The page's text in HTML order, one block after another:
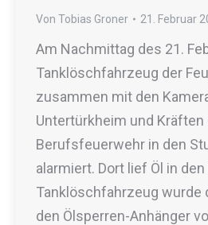
Von Tobias Groner 21. Februar
Am Nachmittag des 21.
Tanklöschfahrzeug der
zusammen mit den
Untertürkheim und Kräften
Berufsfeuerwehr in den
alarmiert. Dort lief Öl in den
Tanklöschfahrzeug wurde
den Ölsperren-Anhänger